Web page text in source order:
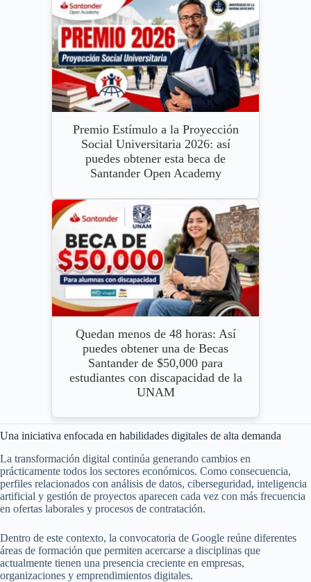
Premio Estímulo a la Proyección
Social Universitaria 2026: así
puedes obtener esta beca de
Santander Open Academy
Quedan menos de 48 horas: Así
puedes obtener una de Becas
Santander de $50,000 para
estudiantes con discapacidad de la
UNAM
Una iniciativa enfocada en habilidades digitales de alta demanda
La transformación digital continúa generando cambios en
prácticamente todos los sectores económicos. Como consecuencia,
perfiles relacionados con análisis de datos, ciberseguridad, inteligencia
artificial y gestión de proyectos aparecen cada vez con más frecuencia
en ofertas laborales y procesos de contratación.
Dentro de este contexto, la convocatoria de Google reúne diferentes
áreas de formación que permiten acercarse a disciplinas que
actualmente tienen una presencia creciente en empresas,
organizaciones y emprendimientos digitales.